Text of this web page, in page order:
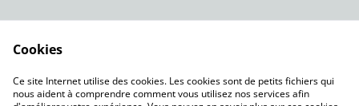
Nos modèles à
télécharger
Cookies
Ce site Internet utilise des cookies. Les cookies sont de petits fichiers qui
nous aident à comprendre comment vous utilisez nos services afin